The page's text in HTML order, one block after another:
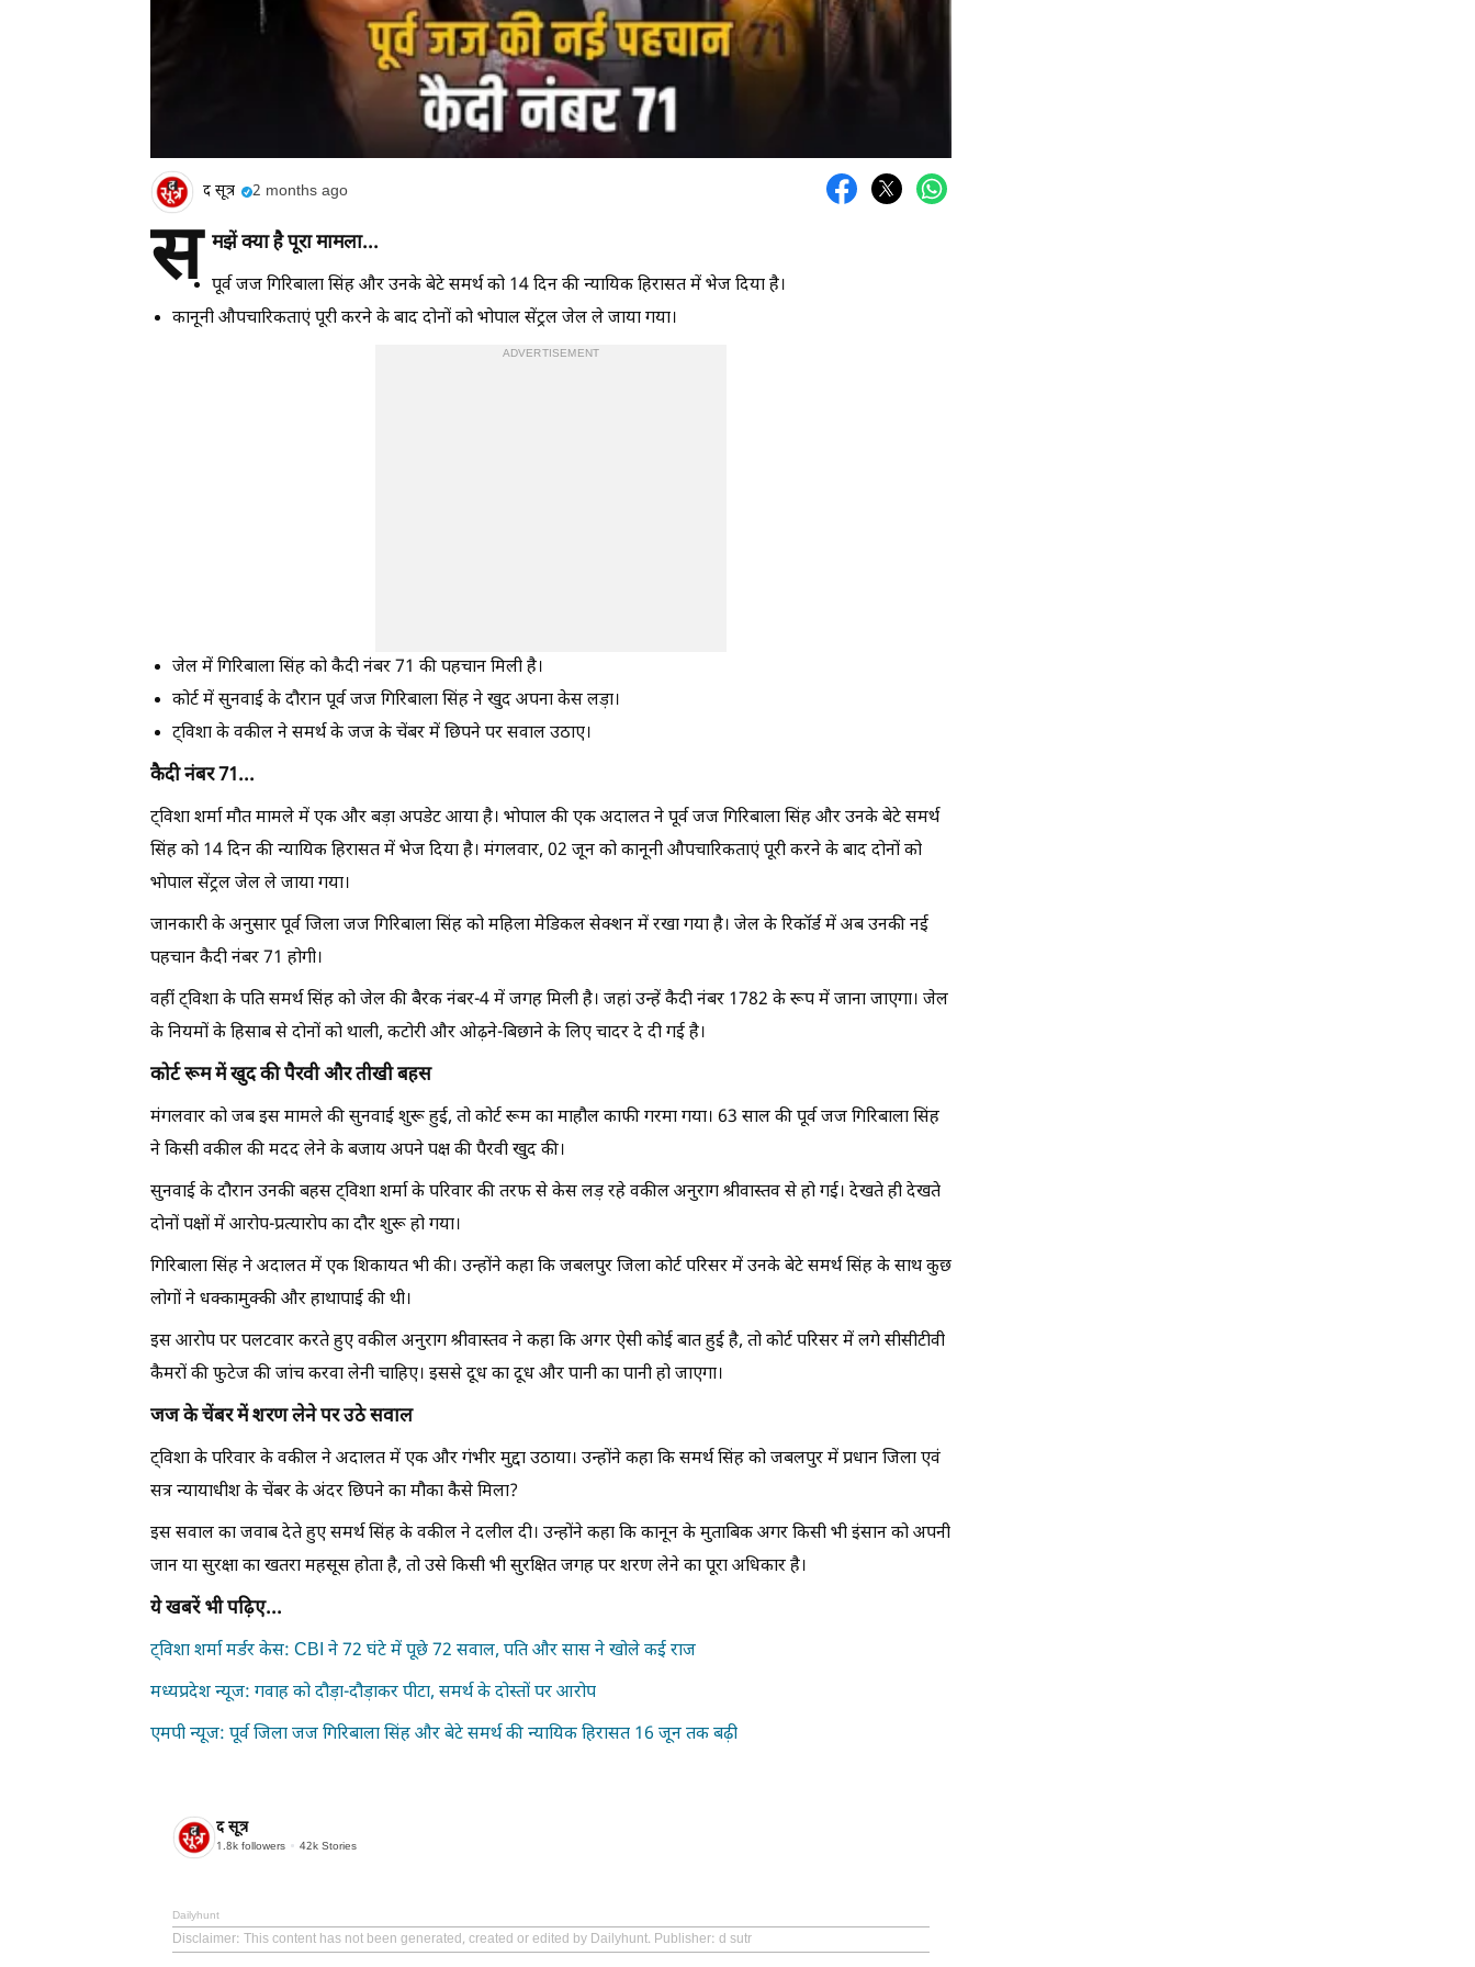
द सूत्र 2 months ago
स मझें क्या है पूरा मामला...
पूर्व जज गिरिबाला सिंह और उनके बेटे समर्थ को 14 दिन की न्यायिक हिरासत में भेज दिया है।
कानूनी औपचारिकताएं पूरी करने के बाद दोनों को भोपाल सेंट्रल जेल ले जाया गया।
ADVERTISEMENT
जेल में गिरिबाला सिंह को कैदी नंबर 71 की पहचान मिली है।
कोर्ट में सुनवाई के दौरान पूर्व जज गिरिबाला सिंह ने खुद अपना केस लड़ा।
ट्विशा के वकील ने समर्थ के जज के चेंबर में छिपने पर सवाल उठाए।
कैदी नंबर 71...
ट्विशा शर्मा मौत मामले में एक और बड़ा अपडेट आया है। भोपाल की एक अदालत ने पूर्व जज गिरिबाला सिंह और उनके बेटे समर्थ
सिंह को 14 दिन की न्यायिक हिरासत में भेज दिया है। मंगलवार, 02 जून को कानूनी औपचारिकताएं पूरी करने के बाद दोनों को
भोपाल सेंट्रल जेल ले जाया गया।
जानकारी के अनुसार पूर्व जिला जज गिरिबाला सिंह को महिला मेडिकल सेक्शन में रखा गया है। जेल के रिकॉर्ड में अब उनकी नई
पहचान कैदी नंबर 71 होगी।
वहीं ट्विशा के पति समर्थ सिंह को जेल की बैरक नंबर-4 में जगह मिली है। जहां उन्हें कैदी नंबर 1782 के रूप में जाना जाएगा। जेल
के नियमों के हिसाब से दोनों को थाली, कटोरी और ओढ़ने-बिछाने के लिए चादर दे दी गई है।
कोर्ट रूम में खुद की पैरवी और तीखी बहस
मंगलवार को जब इस मामले की सुनवाई शुरू हुई, तो कोर्ट रूम का माहौल काफी गरमा गया। 63 साल की पूर्व जज गिरिबाला सिंह
ने किसी वकील की मदद लेने के बजाय अपने पक्ष की पैरवी खुद की।
सुनवाई के दौरान उनकी बहस ट्विशा शर्मा के परिवार की तरफ से केस लड़ रहे वकील अनुराग श्रीवास्तव से हो गई। देखते ही देखते
दोनों पक्षों में आरोप-प्रत्यारोप का दौर शुरू हो गया।
गिरिबाला सिंह ने अदालत में एक शिकायत भी की। उन्होंने कहा कि जबलपुर जिला कोर्ट परिसर में उनके बेटे समर्थ सिंह के साथ कुछ
लोगों ने धक्कामुक्की और हाथापाई की थी।
इस आरोप पर पलटवार करते हुए वकील अनुराग श्रीवास्तव ने कहा कि अगर ऐसी कोई बात हुई है, तो कोर्ट परिसर में लगे सीसीटीवी
कैमरों की फुटेज की जांच करवा लेनी चाहिए। इससे दूध का दूध और पानी का पानी हो जाएगा।
जज के चेंबर में शरण लेने पर उठे सवाल
ट्विशा के परिवार के वकील ने अदालत में एक और गंभीर मुद्दा उठाया। उन्होंने कहा कि समर्थ सिंह को जबलपुर में प्रधान जिला एवं
सत्र न्यायाधीश के चेंबर के अंदर छिपने का मौका कैसे मिला?
इस सवाल का जवाब देते हुए समर्थ सिंह के वकील ने दलील दी। उन्होंने कहा कि कानून के मुताबिक अगर किसी भी इंसान को अपनी
जान या सुरक्षा का खतरा महसूस होता है, तो उसे किसी भी सुरक्षित जगह पर शरण लेने का पूरा अधिकार है।
ये खबरें भी पढ़िए...
ट्विशा शर्मा मर्डर केस: CBI ने 72 घंटे में पूछे 72 सवाल, पति और सास ने खोले कई राज
मध्यप्रदेश न्यूज: गवाह को दौड़ा-दौड़ाकर पीटा, समर्थ के दोस्तों पर आरोप
एमपी न्यूज: पूर्व जिला जज गिरिबाला सिंह और बेटे समर्थ की न्यायिक हिरासत 16 जून तक बढ़ी
द सूत्र
1.8k followers 42k Stories
Dailyhunt
Disclaimer: This content has not been generated, created or edited by Dailyhunt. Publisher: d sutr